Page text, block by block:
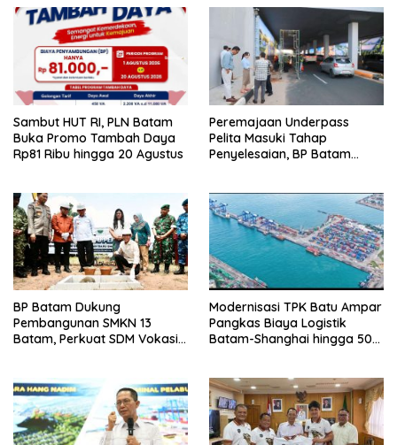
Sambut HUT RI, PLN Batam
Buka Promo Tambah Daya
Rp81 Ribu hingga 20 Agustus
Peremajaan Underpass
Pelita Masuki Tahap
Penyelesaian, BP Batam
BP Batam Dukung
Pembangunan SMKN 13
Batam, Perkuat SDM Vokasi
Modernisasi TPK Batu Ampar
Pangkas Biaya Logistik
Batam-Shanghai hingga 50